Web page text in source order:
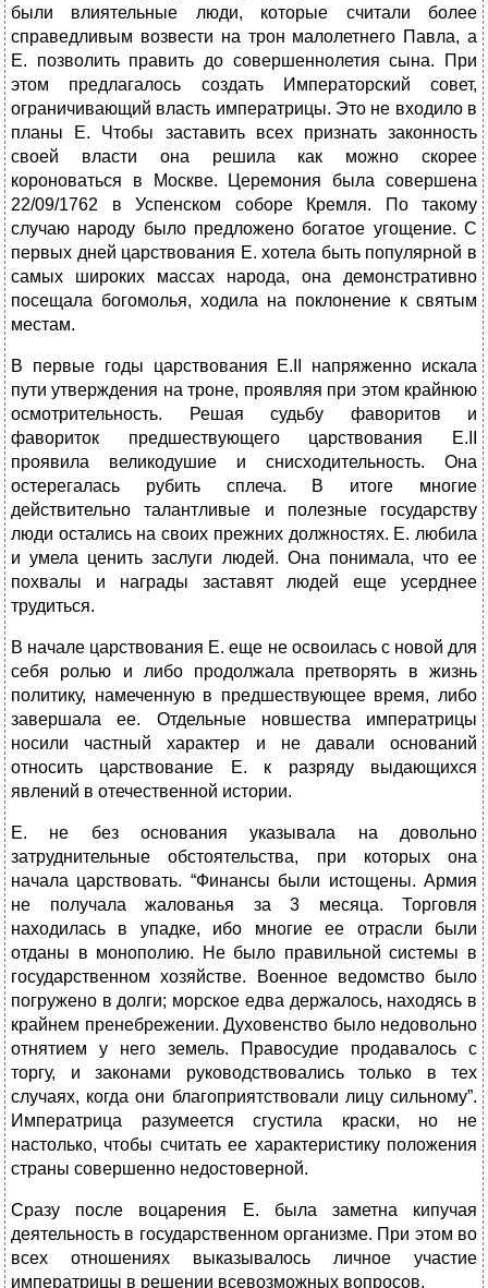
были влиятельные люди, которые считали более
справедливым возвести на трон малолетнего Павла, а
Е. позволить править до совершеннолетия сына. При
этом предлагалось создать Императорский совет,
ограничивающий власть императрицы. Это не входило в
планы Е. Чтобы заставить всех признать законность
своей власти она решила как можно скорее
короноваться в Москве. Церемония была совершена
22/09/1762 в Успенском соборе Кремля. По такому
случаю народу было предложено богатое угощение. С
первых дней царствования Е. хотела быть популярной в
самых широких массах народа, она демонстративно
посещала богомолья, ходила на поклонение к святым
местам.
В первые годы царствования Е.II напряженно искала
пути утверждения на троне, проявляя при этом крайнюю
осмотрительность. Решая судьбу фаворитов и
фавориток предшествующего царствования Е.II
проявила великодушие и снисходительность. Она
остерегалась рубить сплеча. В итоге многие
действительно талантливые и полезные государству
люди остались на своих прежних должностях. Е. любила
и умела ценить заслуги людей. Она понимала, что ее
похвалы и награды заставят людей еще усерднее
трудиться.
В начале царствования Е. еще не освоилась с новой для
себя ролью и либо продолжала претворять в жизнь
политику, намеченную в предшествующее время, либо
завершала ее. Отдельные новшества императрицы
носили частный характер и не давали оснований
относить царствование Е. к разряду выдающихся
явлений в отечественной истории.
Е. не без основания указывала на довольно
затруднительные обстоятельства, при которых она
начала царствовать. “Финансы были истощены. Армия
не получала жалованья за 3 месяца. Торговля
находилась в упадке, ибо многие ее отрасли были
отданы в монополию. Не было правильной системы в
государственном хозяйстве. Военное ведомство было
погружено в долги; морское едва держалось, находясь в
крайнем пренебрежении. Духовенство было недовольно
отнятием у него земель. Правосудие продавалось с
торгу, и законами руководствовались только в тех
случаях, когда они благоприятствовали лицу сильному”.
Императрица разумеется сгустила краски, но не
настолько, чтобы считать ее характеристику положения
страны совершенно недостоверной.
Сразу после воцарения Е. была заметна кипучая
деятельность в государственном организме. При этом во
всех отношениях выказывалось личное участие
императрицы в решении всевозможных вопросов.